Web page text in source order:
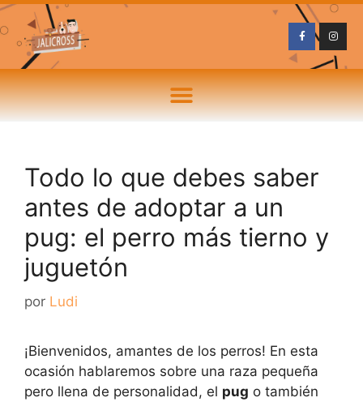
Todo lo que debes saber
antes de adoptar a un
pug: el perro más tierno y
juguetón
por Ludi
¡Bienvenidos, amantes de los perros! En esta
ocasión hablaremos sobre una raza pequeña
pero llena de personalidad, el pug o también